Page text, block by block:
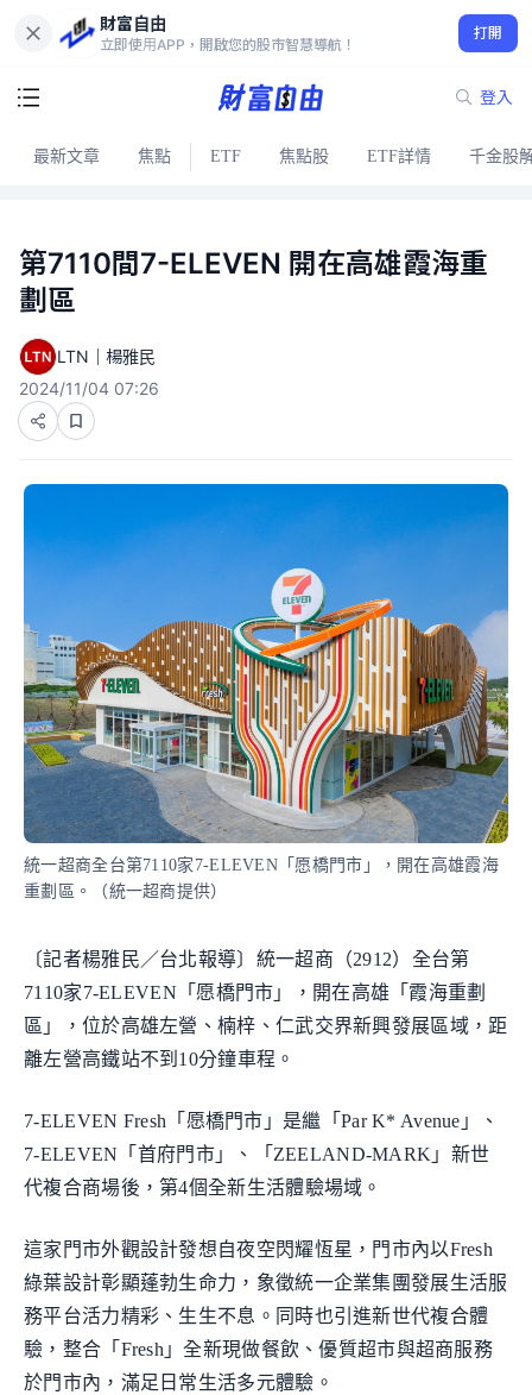
財富自由
立即使用APP，開啟您的股市智慧導航！
打開
登入
最新文章 焦點 ETF 焦點股 ETF詳情 千金股
第7110間7-ELEVEN 開在高雄霞海重
劃區
LTN｜楊雅民
2024/11/04 07:26
統一超商全台第7110家7-ELEVEN「愿橋門市」，開在高雄霞海
重劃區。（統一超商提供）
〔記者楊雅民／台北報導〕統一超商（2912）全台第
7110家7-ELEVEN「愿橋門市」，開在高雄「霞海重劃
區」，位於高雄左營、楠梓、仁武交界新興發展區域，距
離左營高鐵站不到10分鐘車程。
7-ELEVEN Fresh「愿橋門市」是繼「Par K* Avenue」、
7-ELEVEN「首府門市」、「ZEELAND-MARK」新世
代複合商場後，第4個全新生活體驗場域。
這家門市外觀設計發想自夜空閃耀恆星，門市內以Fresh
綠葉設計彰顯蓬勃生命力，象徵統一企業集團發展生活服
務平台活力精彩、生生不息。同時也引進新世代複合體
驗，整合「Fresh」全新現做餐飲、優質超市與超商服務
於門市內，滿足日常生活多元體驗。